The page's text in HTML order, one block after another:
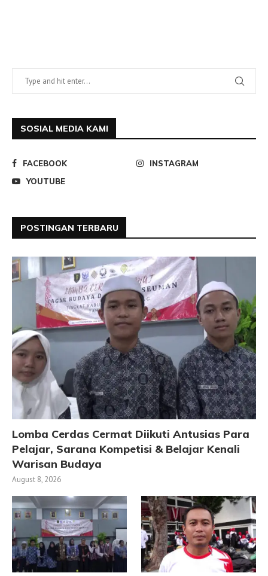
SOSIAL MEDIA KAMI
FACEBOOK
INSTAGRAM
YOUTUBE
POSTINGAN TERBARU
Lomba Cerdas Cermat Diikuti Antusias Para
Pelajar, Sarana Kompetisi & Belajar Kenali
Warisan Budaya
August 8, 2026